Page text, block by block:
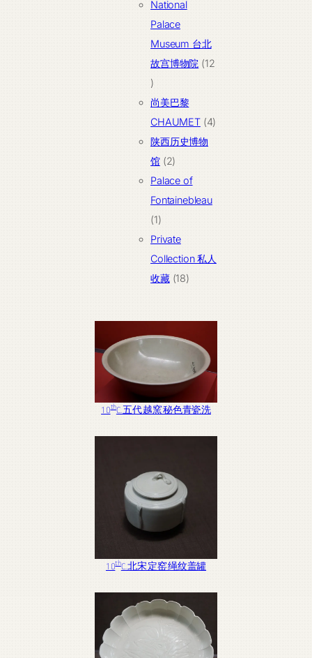
品
个
产
品
National
Palace
Museum 台北
故宫博物院 12
12
个
产
品
尚美巴黎
CHAUMET 44
陕西历史博物
馆 22
个
产
Palace of
Fontainebleau
11
个
产
品
Private
Collection 私人
收藏 1818
10thC. 五代 越窯 秘色青瓷洗
10thC. 北宋 定窑 绳纹盖罐